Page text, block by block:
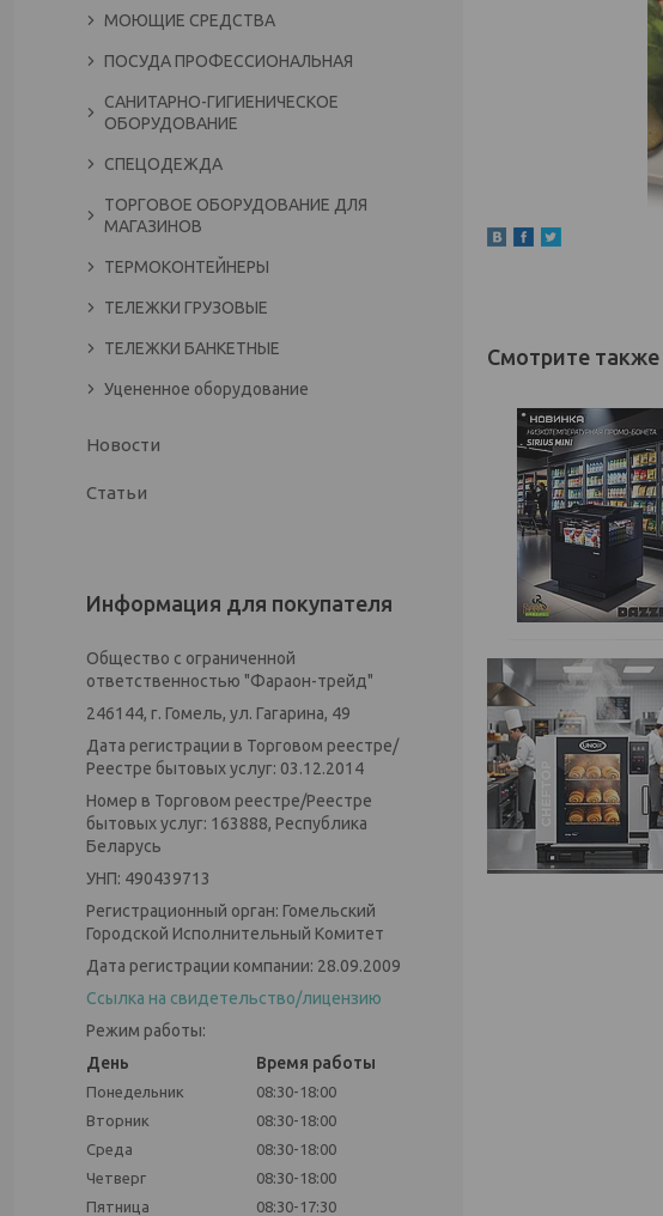
МОЮЩИЕ СРЕДСТВА
ПОСУДА ПРОФЕССИОНАЛЬНАЯ
САНИТАРНО-ГИГИЕНИЧЕСКОЕ
ОБОРУДОВАНИЕ
СПЕЦОДЕЖДА
ТОРГОВОЕ ОБОРУДОВАНИЕ ДЛЯ
МАГАЗИНОВ
ТЕРМОКОНТЕЙНЕРЫ
ТЕЛЕЖКИ ГРУЗОВЫЕ
ТЕЛЕЖКИ БАНКЕТНЫЕ
Уцененное оборудование
Новости
Статьи
Информация для покупателя
Общество с ограниченной
ответственностью "Фараон-трейд"
246144, г. Гомель, ул. Гагарина, 49
Дата регистрации в Торговом реестре/
Реестре бытовых услуг: 03.12.2014
Номер в Торговом реестре/Реестре
бытовых услуг: 163888, Республика
Беларусь
УНП: 490439713
Регистрационный орган: Гомельский
Городской Исполнительный Комитет
Дата регистрации компании: 28.09.2009
Ссылка на свидетельство/лицензию
Режим работы:
День
Время работы
Понедельник
08:30-18:00
Вторник
08:30-18:00
Среда
08:30-18:00
Четверг
08:30-18:00
Пятница
08:30-17:30